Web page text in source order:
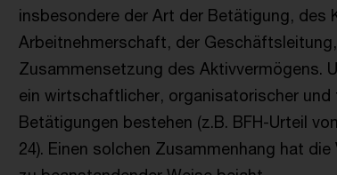
insbesondere der Art der Betätigung, des
Arbeitnehmerschaft, der
Zusammensetzung des Aktivvermögens.
ein wirtschaftlicher, organisatorischer
Betätigungen bestehen (z.B. BFH-Urteil
24). Einen solchen Zusammenhang hat